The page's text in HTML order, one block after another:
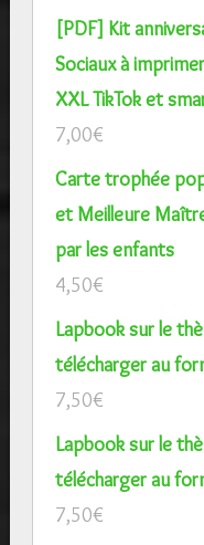
[PDF] Kit
Sociaux à
XXL TikTok et
7,00€
Carte trophée
et Meilleure
par les enfants
4,50€
Lapbook sur le
télécharger au
7,50€
Lapbook sur le
télécharger au
7,50€